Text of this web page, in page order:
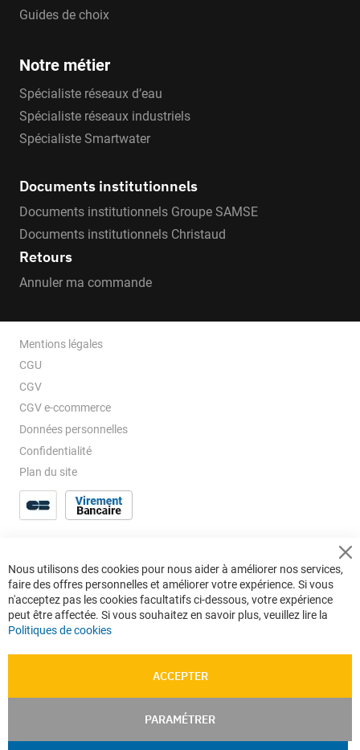
Guides de choix
Notre métier
Spécialiste réseaux d’eau
Spécialiste réseaux industriels
Spécialiste Smartwater
Documents institutionnels
Documents institutionnels Groupe SAMSE
Documents institutionnels Christaud
Retours
Annuler ma commande
Mentions légales
CGU
CGV
CGV e-ccommerce
Données personnelles
Confidentialité
Plan du site
Nous utilisons des cookies pour nous aider à améliorer nos services,
faire des offres personnelles et améliorer votre expérience. Si vous
n'acceptez pas les cookies facultatifs ci-dessous, votre expérience
peut être affectée. Si vous souhaitez en savoir plus, veuillez lire la
Politiques de cookies
ACCEPTER
PARAMÉTRER